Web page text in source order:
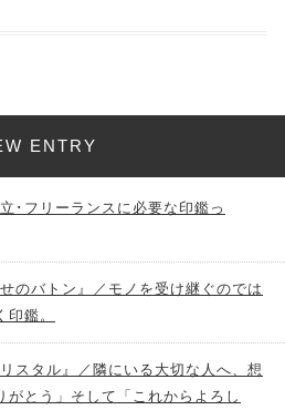
ENTRY
･フリーランスに必要な印鑑っ
のバトン』／モノを受け継ぐのでは
鑑。
スタル』／隣にいる大切な人へ、想
がとう」そして「これからよろし